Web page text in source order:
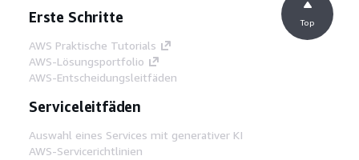
Erste Schritte
AWS Praktische Tutorials
AWS-Lösungsportfolio
AWS-Entscheidungsleitfäden
Serviceleitfäden
Auswahl eines Services mit generativer KI
AWS-Servicerichtlinien
Top